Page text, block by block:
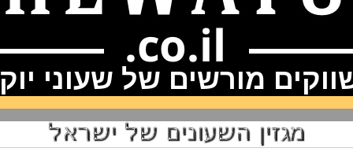
מורשים של שעוני